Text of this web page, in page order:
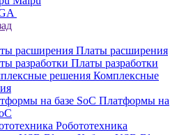
Платы расширения
Платы разработки
Комплексные
Платформы на
Робототехника